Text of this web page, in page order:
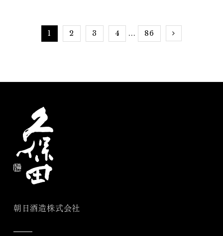
1 2 3 4 ... 86
朝日酒造株式会社